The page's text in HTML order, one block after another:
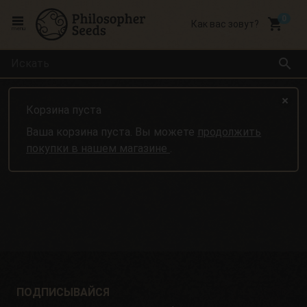
search
Как вас зовут? local_grocery_store
Корзина пуста
Ваша корзина пуста. Вы можете продолжить
покупки в нашем магазине .
ПОДПИСЫВАЙСЯ